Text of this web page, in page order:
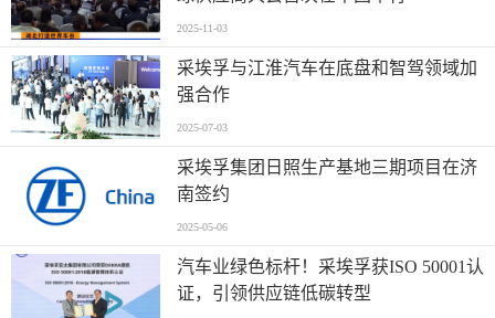
2025-11-03
采埃孚与江淮汽车在底盘和智驾领域加
强合作
2025-07-03
采埃孚集团日照生产基地三期项目在济
南签约
2025-05-06
汽车业绿色标杆！采埃孚获ISO 50001认
证，引领供应链低碳转型